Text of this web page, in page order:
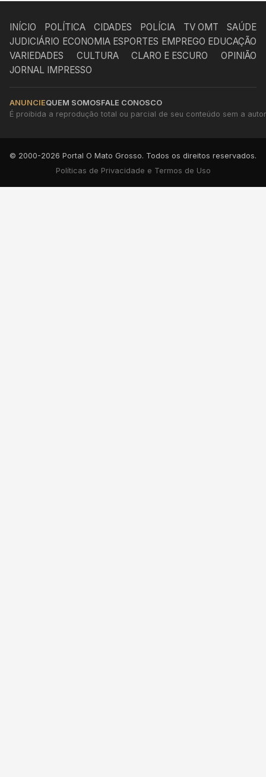
INÍCIO POLÍTICA CIDADES POLÍCIA TV OMT
SAÚDE
JUDICIÁRIO ECONOMIA ESPORTES EMPREGO EDUCAÇÃO
VARIEDADES
CULTURA CLARO E ESCURO
OPINIÃO
JORNAL IMPRESSO
ANUNCIEQUEM SOMOSFALE CONOSCO
É proibida a reprodução total ou parcial de seu conteúdo sem a
© 2000-2026 Portal O Mato Grosso. Todos os direitos reservados.
Políticas de Privacidade e Termos de Uso